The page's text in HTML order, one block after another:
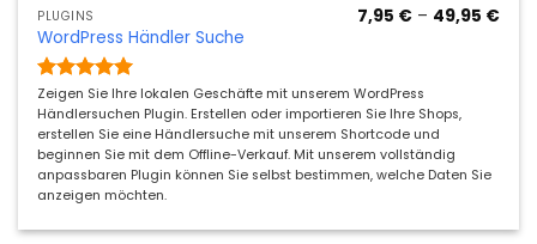
PLUGINS
WordPress Händler Suche
Bewertet
mit5von
5
7,95 € – 49,95 €
Zeigen Sie Ihre lokalen Geschäfte mit unserem WordPress
Händlersuchen Plugin. Erstellen oder importieren Sie Ihre Shops,
erstellen Sie eine Händlersuche mit unserem Shortcode und
beginnen Sie mit dem Offline-Verkauf. Mit unserem vollständig
anpassbaren Plugin können Sie selbst bestimmen, welche Daten Sie
anzeigen möchten.